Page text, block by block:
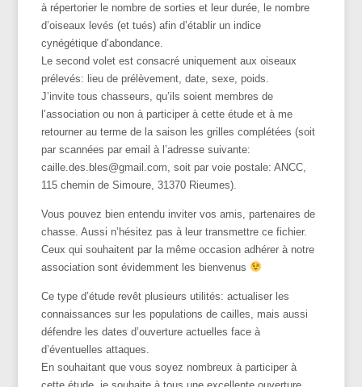
à répertorier le nombre de sorties et leur durée, le nombre
d’oiseaux levés (et tués) afin d’établir un indice
cynégétique d’abondance.
Le second volet est consacré uniquement aux oiseaux
prélevés: lieu de prélèvement, date, sexe, poids.
J’invite tous chasseurs, qu’ils soient membres de
l’association ou non à participer à cette étude et à me
retourner au terme de la saison les grilles complétées (soit
par scannées par email à l’adresse suivante:
caille.des.bles@gmail.com, soit par voie postale: ANCC,
115 chemin de Simoure, 31370 Rieumes).
Vous pouvez bien entendu inviter vos amis, partenaires de
chasse. Aussi n’hésitez pas à leur transmettre ce fichier.
Ceux qui souhaitent par la même occasion adhérer à notre
association sont évidemment les bienvenus
Ce type d’étude revêt plusieurs utilités: actualiser les
connaissances sur les populations de cailles, mais aussi
défendre les dates d’ouverture actuelles face à
d’éventuelles attaques.
En souhaitant que vous soyez nombreux à participer à